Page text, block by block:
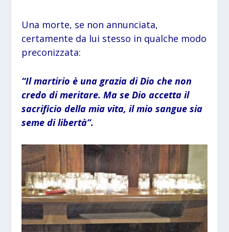
Una morte, se non annunciata,
certamente da lui stesso in qualche modo
preconizzata:
“Il martirio è una grazia di Dio che non
credo di meritare. Ma se Dio accetta il
sacrificio della mia vita, il mio sangue sia
seme di libertà”.